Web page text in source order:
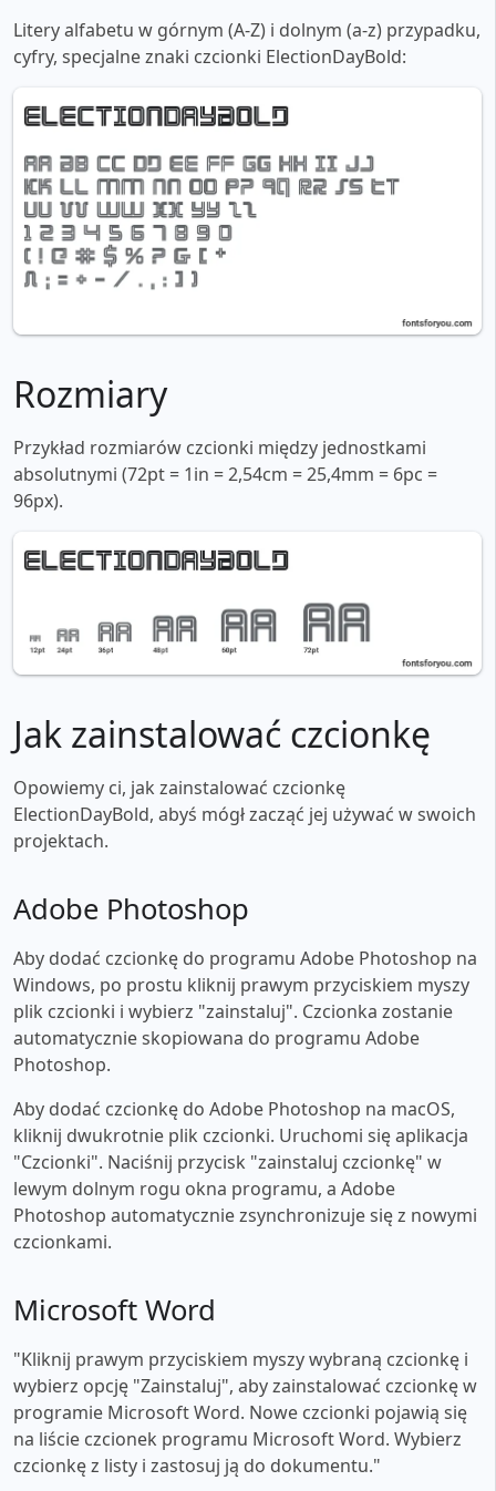
Litery alfabetu w górnym (A-Z) i dolnym (a-z) przypadku,
cyfry, specjalne znaki czcionki ElectionDayBold:
Rozmiary
Przykład rozmiarów czcionki między jednostkami
absolutnymi (72pt = 1in = 2,54cm = 25,4mm = 6pc =
96px).
Jak zainstalować czcionkę
Opowiemy ci, jak zainstalować czcionkę
ElectionDayBold, abyś mógł zacząć jej używać w swoich
projektach.
Adobe Photoshop
Aby dodać czcionkę do programu Adobe Photoshop na
Windows, po prostu kliknij prawym przyciskiem myszy
plik czcionki i wybierz "zainstaluj". Czcionka zostanie
automatycznie skopiowana do programu Adobe
Photoshop.
Aby dodać czcionkę do Adobe Photoshop na macOS,
kliknij dwukrotnie plik czcionki. Uruchomi się aplikacja
"Czcionki". Naciśnij przycisk "zainstaluj czcionkę" w
lewym dolnym rogu okna programu, a Adobe
Photoshop automatycznie zsynchronizuje się z nowymi
czcionkami.
Microsoft Word
"Kliknij prawym przyciskiem myszy wybraną czcionkę i
wybierz opcję "Zainstaluj", aby zainstalować czcionkę w
programie Microsoft Word. Nowe czcionki pojawią się
na liście czcionek programu Microsoft Word. Wybierz
czcionkę z listy i zastosuj ją do dokumentu."